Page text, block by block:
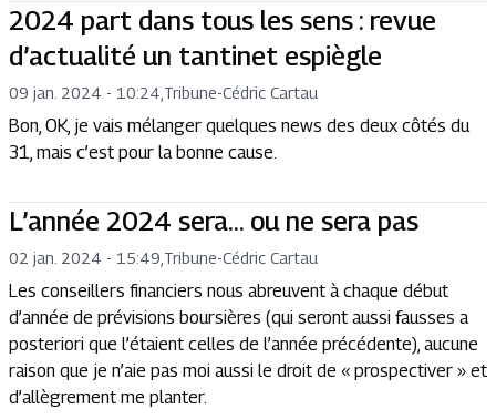
2024 part dans tous les sens : revue
d’actualité un tantinet espiègle
09 jan. 2024 - 10:24 Tribune-Cédric Cartau
Bon, OK, je vais mélanger quelques news des deux côtés du
31, mais c’est pour la bonne cause.
L’année 2024 sera… ou ne sera pas
02 jan. 2024 - 15:49 Tribune-Cédric Cartau
Les conseillers financiers nous abreuvent à chaque début
d’année de prévisions boursières (qui seront aussi fausses a
posteriori que l’étaient celles de l’année précédente), aucune
raison que je n’aie pas moi aussi le droit de « prospectiver » et
d’allègrement me planter.